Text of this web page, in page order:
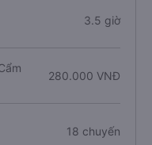
3.5 giờ
280.000 VNĐ
18 chuyến